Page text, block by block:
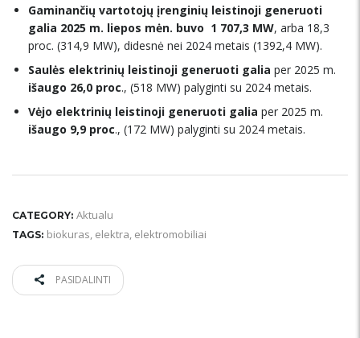
Gaminančių vartotojų įrenginių leistinoji generuoti
galia 2025 m. liepos mėn. buvo 1 707,3 MW, arba 18,3
proc. (314,9 MW), didesnė nei 2024 metais (1392,4 MW).
Saulės elektrinių leistinoji generuoti galia per 2025 m.
išaugo 26,0 proc., (518 MW) palyginti su 2024 metais.
Vėjo elektrinių leistinoji generuoti galia per 2025 m.
išaugo 9,9 proc., (172 MW) palyginti su 2024 metais.
CATEGORY: Aktualu
TAGS: biokuras, elektra, elektromobiliai
PASIDALINTI